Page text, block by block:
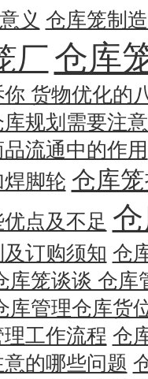
义 仓库笼制
厂 仓库
货物优化的
规划需要注
流通中的作用
脚轮 仓库
点及不足
订购须知 仓
库笼谈谈 仓库
库管理仓库货
工作流程 仓
的哪些问题